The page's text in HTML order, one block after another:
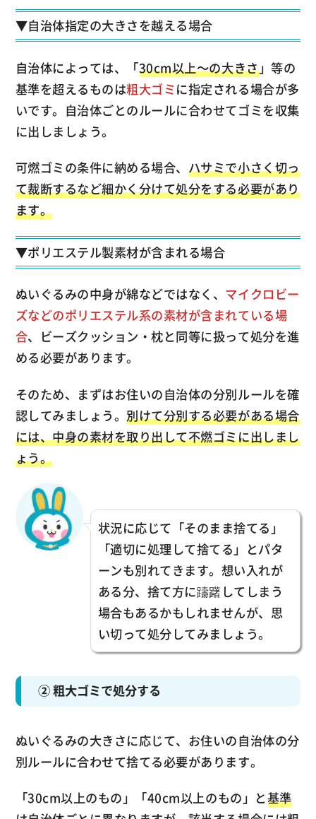
▼自治体指定の大きさを越える場合
自治体によっては、「30cm以上～の大きさ」等の
基準を超えるものは粗大ゴミに指定される場合が多
いです。自治体ごとのルールに合わせてゴミを収集
に出しましょう。
可燃ゴミの条件に納める場合、 ハサミで小さく切っ
て裁断するなど細かく分けて処分をする必要があり
ます。
▼ポリエステル製素材が含まれる場合
ぬいぐるみの中身が綿などではなく、 マイクロビー
ズなどのポリエステル系の素材が含まれている場
合、ビーズクッション・枕と同等に扱って処分を進
める必要があります。
そのため、まずはお住いの自治体の分別ルールを確
認してみましょう。別けて分別する必要がある場合
には、中身の素材を取り出して不燃ゴミに出しまし
ょう。
状況に応じて「そのまま捨てる」
「適切に処理して捨てる」とパタ
ーンも別れてきます。想い入れが
ある分、捨て方に躊躇してしまう
場合もあるかもしれませんが、思
い切って処分してみましょう。
② 粗大ゴミで処分する
ぬいぐるみの大きさに応じて、お住いの自治体の分
別ルールに合わせて捨てる必要があります。
「30cm以上のもの」「40cm以上のもの」と基準